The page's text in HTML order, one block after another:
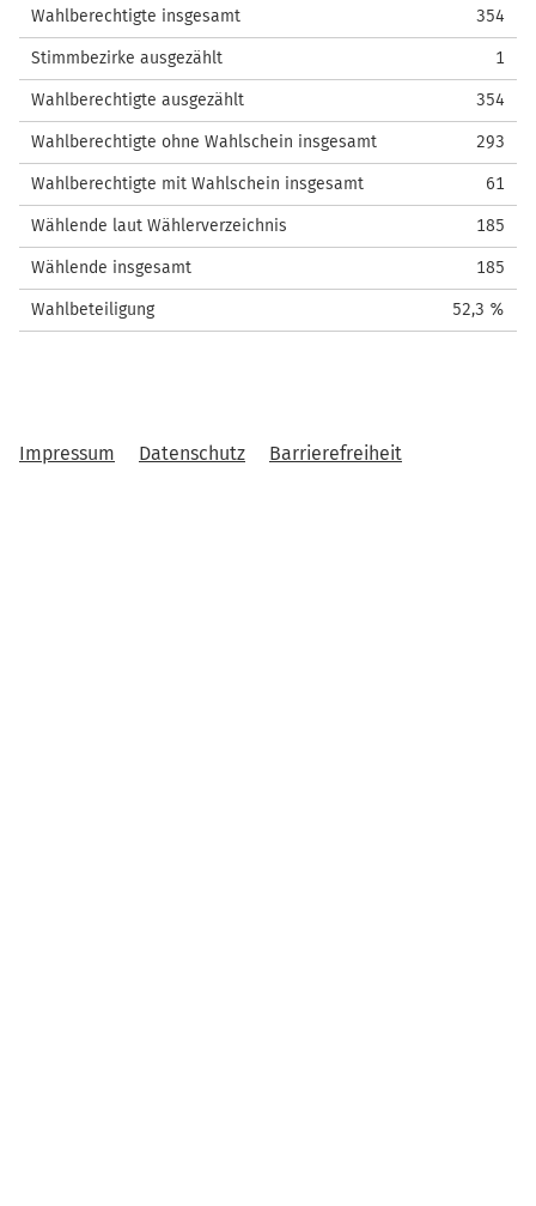
Wahlberechtigte insgesamt 354
Stimmbezirke ausgezählt 1
Wahlberechtigte ausgezählt 354
Wahlberechtigte ohne Wahlschein insgesamt 293
Wahlberechtigte mit Wahlschein insgesamt 61
Wählende laut Wählerverzeichnis 185
Wählende insgesamt 185
Wahlbeteiligung 52,3 %
Impressum Datenschutz Barrierefreiheit